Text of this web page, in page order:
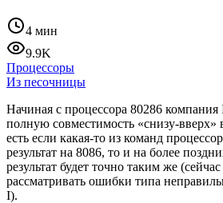
4 мин
9.9K
Процессоры
Из песочницы
Начиная с процессора 80286
полную совместимость «снизу-вверх»
есть если какая-то из команд
результат на 8086, то и на более
результат будет точно таким же
рассматривать ошибки типа
I).